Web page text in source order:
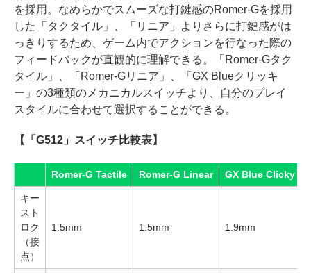
を採用。なめらかでスムーズな打鍵感のRomer-Gを採用
した「タクタイル」、「リニア」よりさらに打鍵感がは
っきりするため、ゲーム内でアクションを行なった際の
フィードバックが直観的に理解できる。「Romer-Gタク
タイル」、「Romer-Gリニア」、「GX Blueクリッキ
ー」の3種類のメカニカルスイッチより、自分のプレイ
スタイルに合わせて選択することができる。
【「G512」スイッチ比較表】
Romer-G Tactile Romer-G Linear GX Blue Clicky
キー
スト
ロク
（接
点）
1.5mm 1.5mm 1.9mm